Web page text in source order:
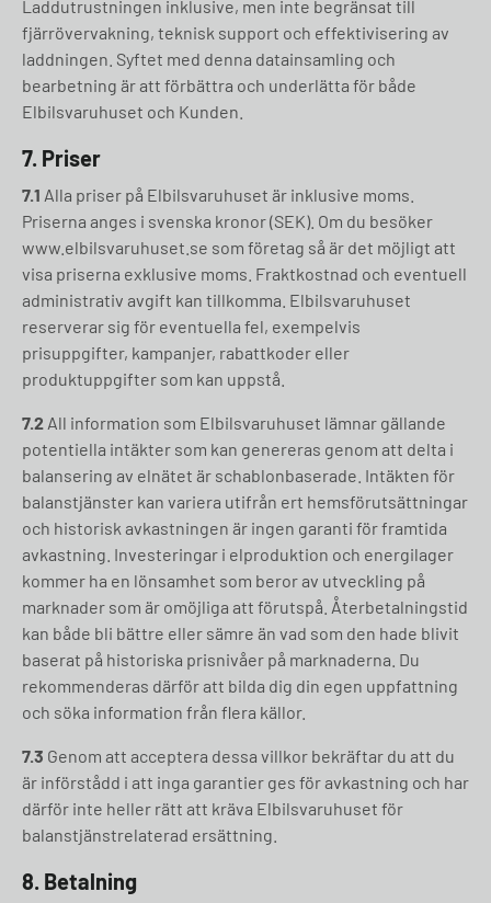
Laddutrustningen inklusive, men inte begränsat till
fjärrövervakning, teknisk support och effektivisering av
laddningen. Syftet med denna datainsamling och
bearbetning är att förbättra och underlätta för både
Elbilsvaruhuset och Kunden.
7. Priser
7.1 Alla priser på Elbilsvaruhuset är inklusive moms.
Priserna anges i svenska kronor (SEK). Om du besöker
www.elbilsvaruhuset.se som företag så är det möjligt att
visa priserna exklusive moms. Fraktkostnad och eventuell
administrativ avgift kan tillkomma. Elbilsvaruhuset
reserverar sig för eventuella fel, exempelvis
prisuppgifter, kampanjer, rabattkoder eller
produktuppgifter som kan uppstå.
7.2 All information som Elbilsvaruhuset lämnar gällande
potentiella intäkter som kan genereras genom att delta i
balansering av elnätet är schablonbaserade. Intäkten för
balanstjänster kan variera utifrån ert hemsförutsättningar
och historisk avkastningen är ingen garanti för framtida
avkastning. Investeringar i elproduktion och energilager
kommer ha en lönsamhet som beror av utveckling på
marknader som är omöjliga att förutspå. Återbetalningstid
kan både bli bättre eller sämre än vad som den hade blivit
baserat på historiska prisnivåer på marknaderna. Du
rekommenderas därför att bilda dig din egen uppfattning
och söka information från flera källor.
7.3 Genom att acceptera dessa villkor bekräftar du att du
är införstådd i att inga garantier ges för avkastning och har
därför inte heller rätt att kräva Elbilsvaruhuset för
balanstjänstrelaterad ersättning.
8. Betalning